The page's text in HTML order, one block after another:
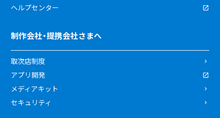
ヘルプセンター
制作会社・提携会社さまへ
取次店制度
アプリ開発
メディアキット
セキュリティ